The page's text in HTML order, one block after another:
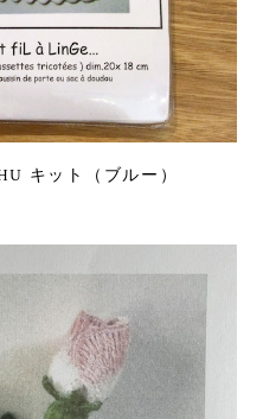
キット（ブルー）